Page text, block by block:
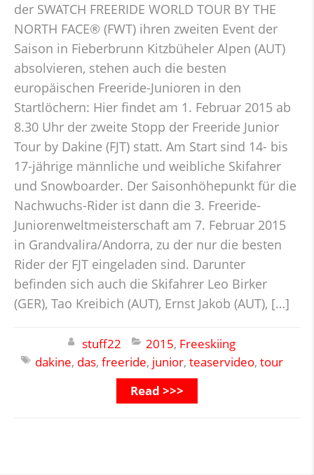
der SWATCH FREERIDE WORLD TOUR BY THE
NORTH FACE® (FWT) ihren zweiten Event der
Saison in Fieberbrunn Kitzbüheler Alpen (AUT)
absolvieren, stehen auch die besten
europäischen Freeride-Junioren in den
Startlöchern: Hier findet am 1. Februar 2015 ab
8.30 Uhr der zweite Stopp der Freeride Junior
Tour by Dakine (FJT) statt. Am Start sind 14- bis
17-jährige männliche und weibliche Skifahrer
und Snowboarder. Der Saisonhöhepunkt für die
Nachwuchs-Rider ist dann die 3. Freeride-
Juniorenweltmeisterschaft am 7. Februar 2015
in Grandvalira/Andorra, zu der nur die besten
Rider der FJT eingeladen sind. Darunter
befinden sich auch die Skifahrer Leo Birker
(GER), Tao Kreibich (AUT), Ernst Jakob (AUT), […]
stuff22 2015, Freeskiing
dakine, das, freeride, junior, teaservideo, tour
Read >>>